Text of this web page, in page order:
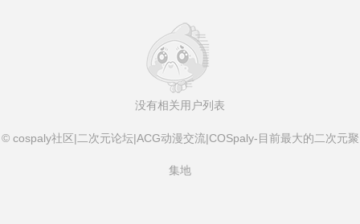
没有相关用户列表
© cospaly社区|二次元论坛|ACG动漫交流|COSpaly-目前最大的二次元聚
集地